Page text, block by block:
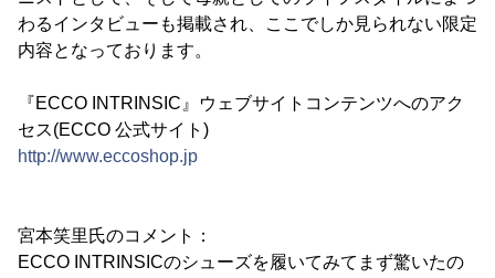
わるインタビューも掲載され、ここでしか見られない限定
内容となっております。
『ECCO INTRINSIC』ウェブサイトコンテンツへのアク
セス(ECCO 公式サイト)
http://www.eccoshop.jp
宮本笑里氏のコメント：
ECCO INTRINSICのシューズを履いてみてまず驚いたの